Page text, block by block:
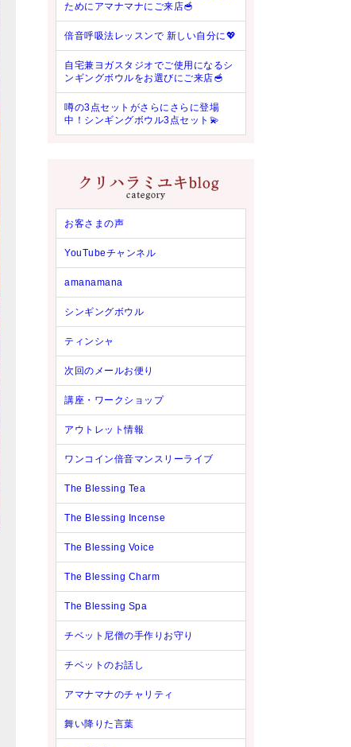
ためにアマナマナにご来店🥣
倍音呼吸法レッスンで 新しい自分に💖
自宅兼ヨガスタジオでご使用になるシ
ンギングボウルをお選びにご来店🥣
噂の3点セットがさらにさらに登場
中！シンギングボウル3点セット💫
お客さまの声
YouTubeチャンネル
amanamana
シンギングボウル
ティンシャ
次回のメールお便り
講座・ワークショップ
アウトレット情報
ワンコイン倍音マンスリーライブ
The Blessing Tea
The Blessing Incense
The Blessing Voice
The Blessing Charm
The Blessing Spa
チベット尼僧の手作りお守り
チベットのお話し
アマナマナのチャリティ
舞い降りた言葉